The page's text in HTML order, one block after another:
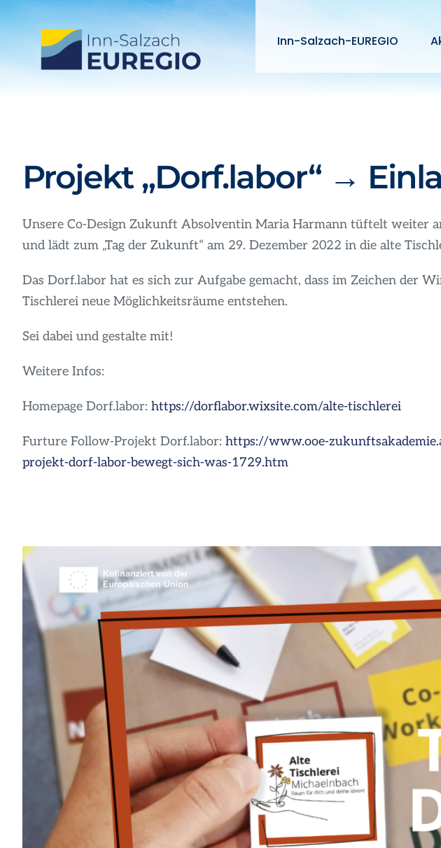
springen
Inn-Salzach-EUREGIO
Projekt „Dorf.labor“ →
Unsere Co-Design Zukunft Absolventin Maria Harmann tüftelt weiter
und lädt zum „Tag der Zukunft“ am 29. Dezember 2022 in die alte
Das Dorf.labor hat es sich zur Aufgabe gemacht, dass im Zeichen der
Tischlerei neue Möglichkeitsräume entstehen.
Sei dabei und gestalte mit!
Weitere Infos:
Homepage Dorf.labor: https://dorflabor.wixsite.com/alte-tischlerei
Furture Follow-Projekt Dorf.labor: https://www.ooe-
projekt-dorf-labor-bewegt-sich-was-1729.htm